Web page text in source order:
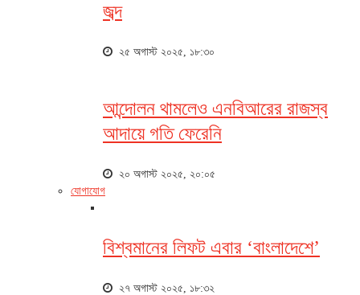
জব্দ
২৫ অগাস্ট ২০২৫, ১৮:৩০
আন্দোলন থামলেও এনবিআরের রাজস্ব
আদায়ে গতি ফেরেনি
২০ অগাস্ট ২০২৫, ২০:০৫
যোগাযোগ
বিশ্বমানের লিফট এবার ‘বাংলাদেশে’
২৭ অগাস্ট ২০২৫, ১৮:৩২